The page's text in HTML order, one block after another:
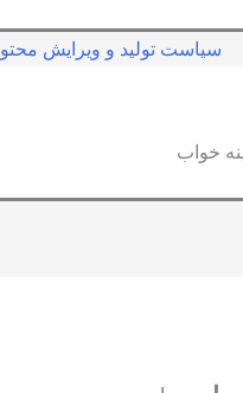
سیاست تولید و ویرایش محتوا